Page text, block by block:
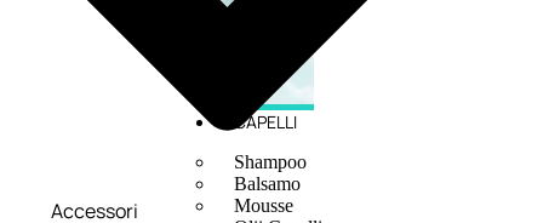
CAPELLI
Shampoo
Balsamo
Mousse
Accessori